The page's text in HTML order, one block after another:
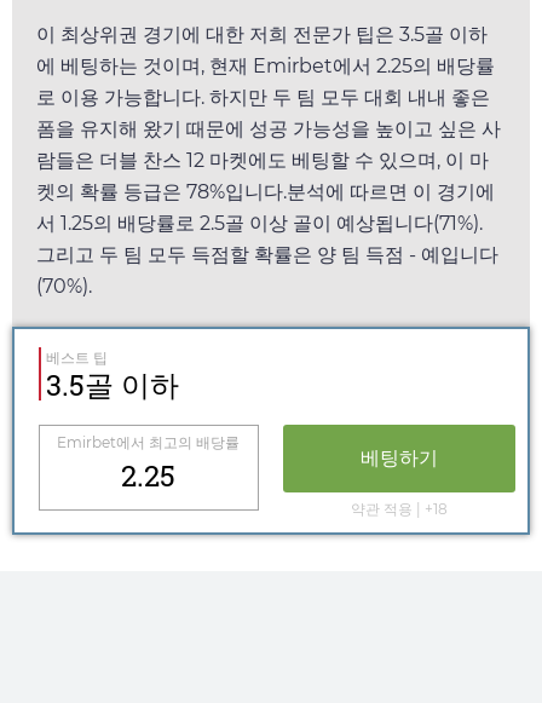
이 최상위권 경기에 대한 저희 전문가 팁은 3.5골 이하
에 베팅하는 것이며, 현재 Emirbet에서 2.25의 배당률
로 이용 가능합니다. 하지만 두 팀 모두 대회 내내 좋은
폼을 유지해 왔기 때문에 성공 가능성을 높이고 싶은 사
람들은 더블 찬스 12 마켓에도 베팅할 수 있으며, 이 마
켓의 확률 등급은 78%입니다.분석에 따르면 이 경기에
서 1.25의 배당률로 2.5골 이상 골이 예상됩니다(71%).
그리고 두 팀 모두 득점할 확률은 양 팀 득점 - 예입니다
(70%).
베스트 팁
3.5골 이하
Emirbet에서 최고의 배당률
2.25 베팅하기
약관 적용 | +18